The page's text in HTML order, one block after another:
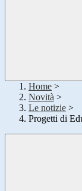
Home >
Novità >
Le notizie >
Progetti di